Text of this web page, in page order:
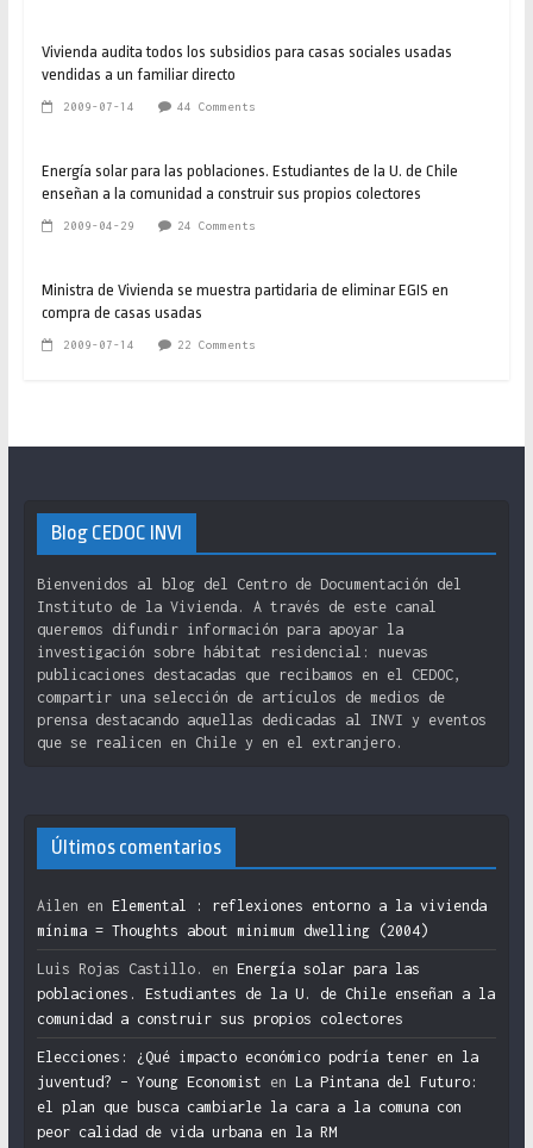
Vivienda audita todos los subsidios para casas sociales usadas
vendidas a un familiar directo
2009-07-14 44 Comments
Energía solar para las poblaciones. Estudiantes de la U. de Chile
enseñan a la comunidad a construir sus propios colectores
2009-04-29 24 Comments
Ministra de Vivienda se muestra partidaria de eliminar EGIS en
compra de casas usadas
2009-07-14 22 Comments
Blog CEDOC INVI
Bienvenidos al blog del Centro de Documentación del
Instituto de la Vivienda. A través de este canal
queremos difundir información para apoyar la
investigación sobre hábitat residencial: nuevas
publicaciones destacadas que recibamos en el CEDOC,
compartir una selección de artículos de medios de
prensa destacando aquellas dedicadas al INVI y eventos
que se realicen en Chile y en el extranjero.
Últimos comentarios
Ailen en Elemental : reflexiones entorno a la vivienda
mínima = Thoughts about minimum dwelling (2004)
Luis Rojas Castillo. en Energía solar para las
poblaciones. Estudiantes de la U. de Chile enseñan a la
comunidad a construir sus propios colectores
Elecciones: ¿Qué impacto económico podría tener en la
juventud? – Young Economist en La Pintana del Futuro:
el plan que busca cambiarle la cara a la comuna con
peor calidad de vida urbana en la RM